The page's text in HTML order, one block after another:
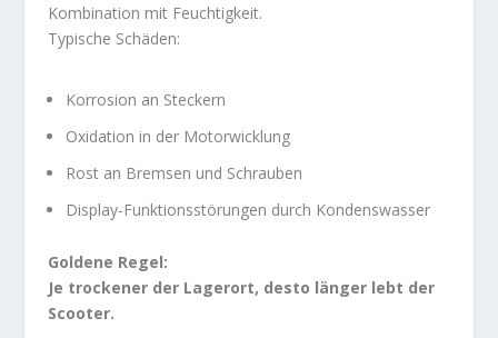
Kombination mit Feuchtigkeit.
Typische Schäden:
Korrosion an Steckern
Oxidation in der Motorwicklung
Rost an Bremsen und Schrauben
Display-Funktionsstörungen durch Kondenswasser
Goldene Regel:
Je trockener der Lagerort, desto länger lebt der
Scooter.